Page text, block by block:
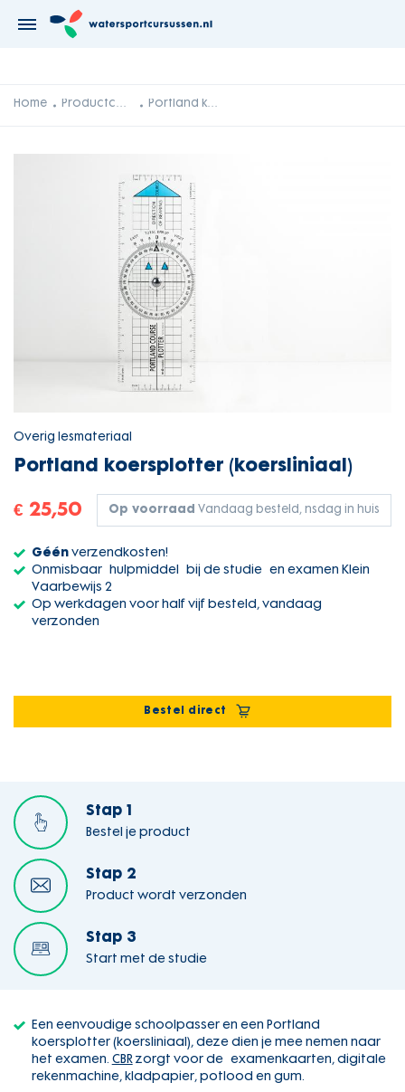
Home Productcategorie Portland koersplotter (koersliniaal)
Overig lesmateriaal
Portland koersplotter (koersliniaal)
€ 25,50 Op voorraad Vandaag besteld, nsdag in huis
Géénverzendkosten!
Onmisbaar hulpmiddel bij de studie en examen Klein
Vaarbewijs 2
Op werkdagen voor half vijf besteld, vandaag
verzonden
Bestel direct
Stap 1
Bestel je product
Stap 2
Product wordt verzonden
Stap 3
Start met de studie
Een eenvoudige schoolpasser en een Portland
koersplotter (koersliniaal), deze dien je mee nemen naar
het examen. CBRzorgt voor de examenkaarten, digitale
rekenmachine, kladpapier, potlood en gum.